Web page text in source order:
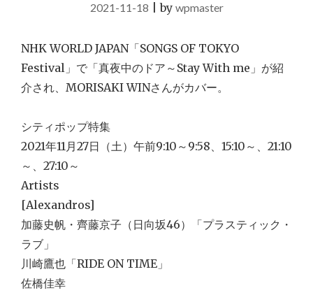
2021-11-18 |by wpmaster
NHK WORLD JAPAN「SONGS OF TOKYO
Festival」で「真夜中のドア～Stay With me」が紹
介され、MORISAKI WINさんがカバー。
シティポップ特集
2021年11月27日（土）午前9:10～9:58、15:10～、21:10
～、27:10～
Artists
[Alexandros]
加藤史帆・齊藤京子（日向坂46）「プラスティック・
ラブ」
川崎鷹也「RIDE ON TIME」
佐橋佳幸